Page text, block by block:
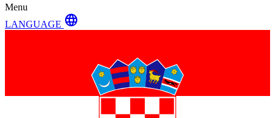
Menu
LANGUAGE language